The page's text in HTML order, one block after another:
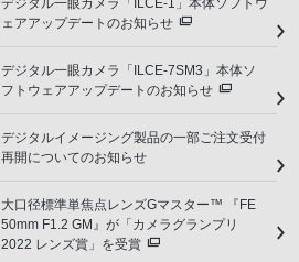
ェアアップデートのお知らせ
デジタル一眼カメラ「ILCE-7SM3」本体ソ
フトウェアアップデートのお知らせ
デジタルイメージング製品の一部ご注文受付
再開についてのお知らせ
大口径標準単焦点レンズGマスター™ 『FE
50mm F1.2 GM』が「カメラグランプリ
2022 レンズ賞」を受賞